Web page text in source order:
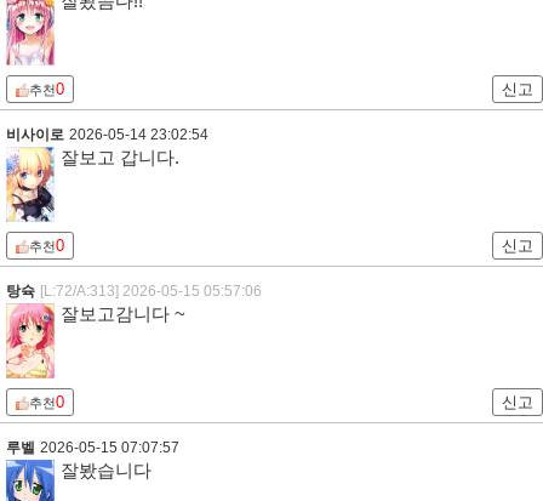
추천0 신고
비사이로 2026-05-14 23:02:54
잘보고 갑니다.
추천0 신고
탕슉 [L:72/A:313] 2026-05-15 05:57:06
잘보고감니다 ~
추천0 신고
루벨 2026-05-15 07:07:57
잘봤습니다